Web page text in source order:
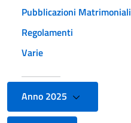
Pubblicazioni Matrimoniali
Regolamenti
Varie
Anno 2025